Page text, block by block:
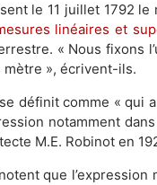
le 11 juillet 1792
linéaires et
« Nous fixons
mètre », écrivent-ils.
définit comme « qui
notamment
M.E. Robinot en
que